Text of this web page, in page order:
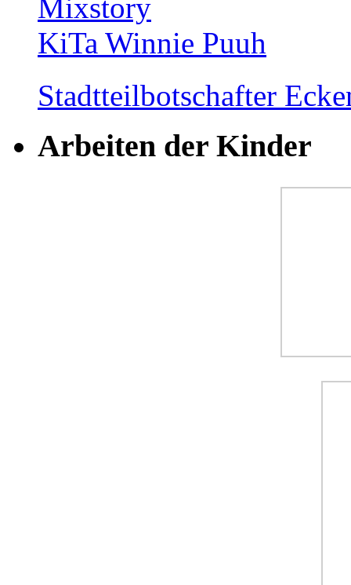
Mixstory
KiTa Winnie Puuh
Stadtteilbotschafter
Arbeiten der Kinder